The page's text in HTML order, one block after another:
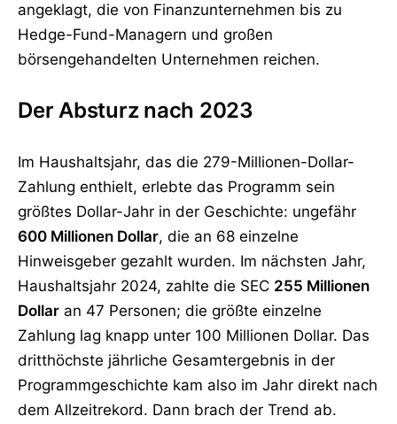
angeklagt, die von Finanzunternehmen bis zu
Hedge-Fund-Managern und großen
börsengehandelten Unternehmen reichen.
Der Absturz nach 2023
Im Haushaltsjahr, das die 279-Millionen-Dollar-
Zahlung enthielt, erlebte das Programm sein
größtes Dollar-Jahr in der Geschichte: ungefähr
600 Millionen Dollar, die an 68 einzelne
Hinweisgeber gezahlt wurden. Im nächsten Jahr,
Haushaltsjahr 2024, zahlte die SEC 255 Millionen
Dollar an 47 Personen; die größte einzelne
Zahlung lag knapp unter 100 Millionen Dollar. Das
dritthöchste jährliche Gesamtergebnis in der
Programmgeschichte kam also im Jahr direkt nach
dem Allzeitrekord. Dann brach der Trend ab.